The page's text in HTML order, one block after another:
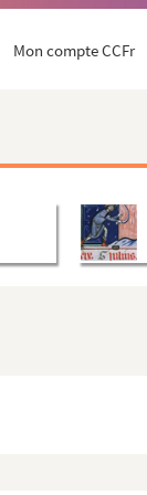
Mon compte CCFr